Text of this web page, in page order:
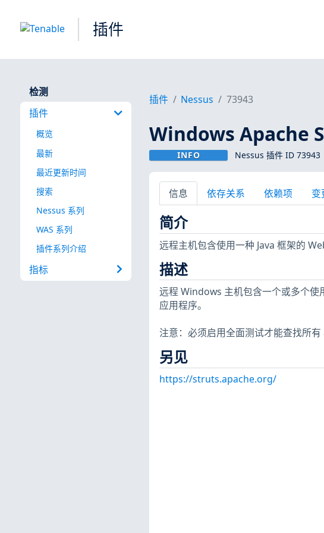
插件
检测
插件
概览
最新
最近更新时间
搜索
Nessus 系列
WAS 系列
插件系列介绍
指标
插件 Nessus 73943
Windows Apache
INFO Nessus 插件 ID 73943
信息 依存关系 依赖项 变
简介
远程主机包含使用一种 Java 框架的
描述
远程 Windows 主机包含一个或多个
应用程序。
注意：必须启用全面测试才能查找所
另见
https://struts.apache.org/